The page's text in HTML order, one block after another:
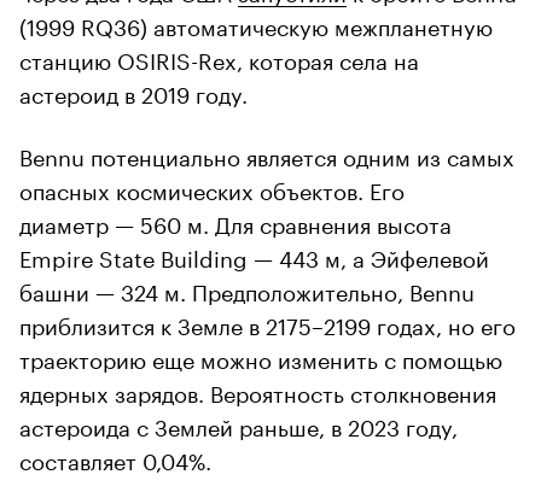
(1999 RQ36) автоматическую межпланетную
станцию OSIRIS-Rex, которая села на
астероид в 2019 году.
Bennu потенциально является одним из самых
опасных космических объектов. Его
диаметр — 560 м. Для сравнения высота
Empire State Building — 443 м, а Эйфелевой
башни — 324 м. Предположительно, Bennu
приблизится к Земле в 2175–2199 годах, но его
траекторию еще можно изменить с помощью
ядерных зарядов. Вероятность столкновения
астероида с Землей раньше, в 2023 году,
составляет 0,04%.